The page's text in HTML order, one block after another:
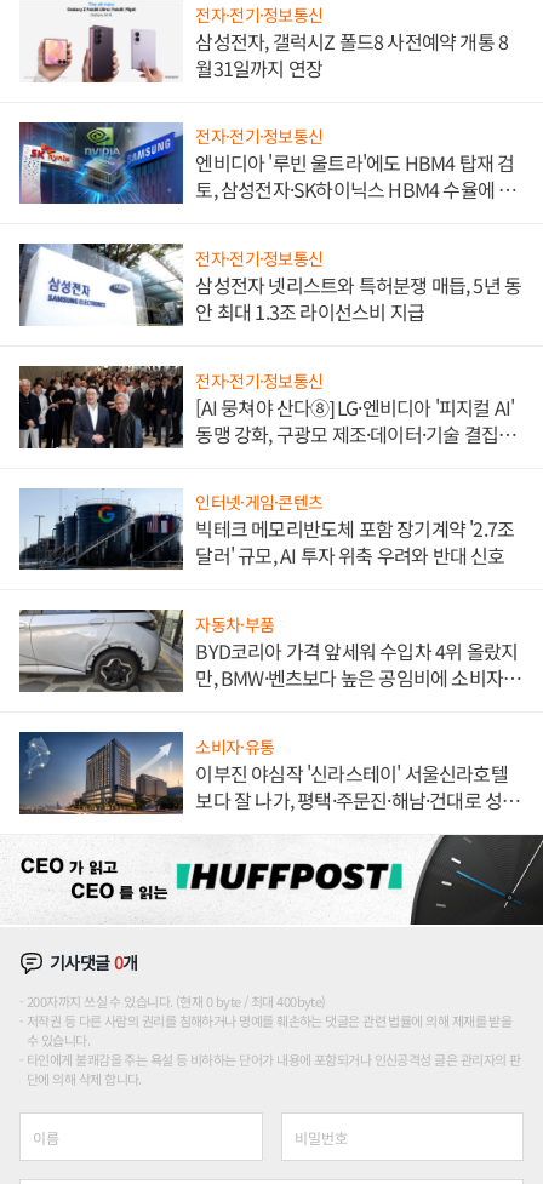
전자·전기·정보통신
삼성전자, 갤럭시Z 폴드8 사전예약 개통 8
월31일까지 연장
전자·전기·정보통신
엔비디아 '루빈 울트라'에도 HBM4 탑재 검
토, 삼성전자·SK하이닉스 HBM4 수율에 주
전자·전기·정보통신
삼성전자 넷리스트와 특허분쟁 매듭, 5년 동
안 최대 1.3조 라이선스비 지급
전자·전기·정보통신
[AI 뭉쳐야 산다⑧] LG·엔비디아 '피지컬 AI'
동맹 강화, 구광모 제조·데이터·기술 결집
인터넷·게임·콘텐츠
빅테크 메모리반도체 포함 장기계약 '2.7조
달러' 규모, AI 투자 위축 우려와 반대 신호
자동차·부품
BYD코리아 가격 앞세워 수입차 4위 올랐지
만, BMW·벤츠보다 높은 공임비에 소비자
소비자·유통
이부진 야심작 '신라스테이' 서울신라호텔
보다 잘 나가, 평택·주문진·해남·건대로 성
기사댓글0개
200자까지 쓰실 수 있습니다. (현재 0 byte / 최대 400byte)
저작권 등 다른 사람의 권리를 침해하거나 명예를 훼손하는 댓글은 관련 법률에 의해 제재를 받을
수 있습니다.
타인에게 불쾌감을 주는 욕설 등 비하하는 단어가 내용에 포함되거나 인신공격성 글은 관리자의 판
단에 의해 삭제 합니다.